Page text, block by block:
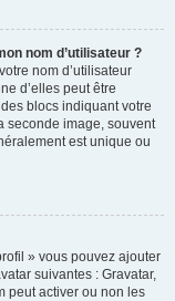
nom d’utilisateur ?
nom d’utilisateur
d’elles peut être
blocs indiquant votre
seconde image, souvent
est unique ou
» vous pouvez ajouter
suivantes : Gravatar,
peut activer ou non les